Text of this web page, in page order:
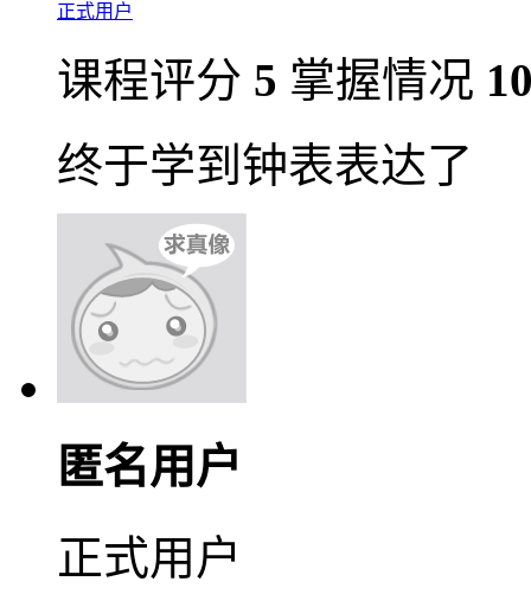
正式用户
课程评分 5 掌握情况
终于学到钟表表达了
匿名用户
正式用户